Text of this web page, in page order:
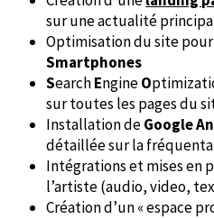
sur une actualité
Optimisationdu site
Smartphones
SearchEngineO
sur toutes les pages du
Installation deGoogle
détaillée sur la
Intégrations et mises en
l’artiste (audio, video,
Création d’un « espace